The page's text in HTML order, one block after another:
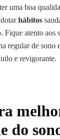
uma boa
hábitos
Fique atento aos
regular de sono
e revigorante.
do